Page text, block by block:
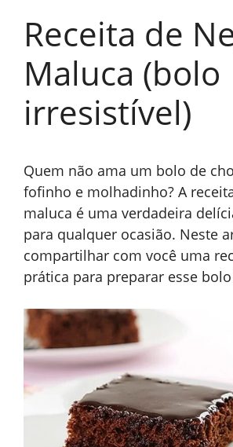
Receita de
Maluca (bolo
irresistível)
Quem não ama um bolo de
fofinho e molhadinho? A
maluca é uma verdadeira
para qualquer ocasião. Neste
compartilhar com você uma
prática para preparar esse